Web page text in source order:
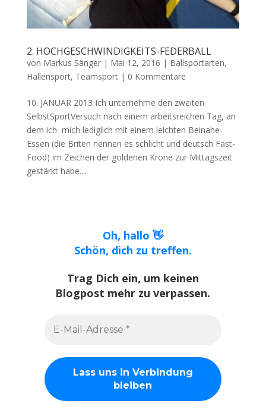
2. HOCHGESCHWINDIGKEITS-FEDERBALL
von Markus Sänger| Mai 12, 2016 | Ballsportarten,
Hallensport, Teamsport| 0 Kommentare
10. JANUAR 2013 Ich unternehme den zweiten
SelbstSportVersuch nach einem arbeitsreichen Tag, an
dem ich mich lediglich mit einem leichten Beinahe-
Essen (die Briten nennen es schlicht und deutsch Fast-
Food) im Zeichen der goldenen Krone zur Mittagszeit
gestärkt habe....
Oh, hallo 👋
Schön, dich zu treffen.
Trag Dich ein, um keinen
Blogpost mehr zu verpassen.